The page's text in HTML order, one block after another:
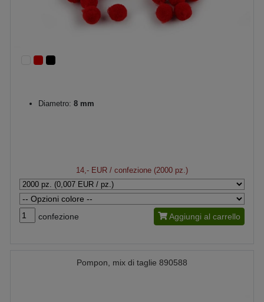
Diametro: 8 mm
14,- EUR / confezione (2000 pz.)
confezione Aggiungi al carrello
Pompon, mix di taglie 890588